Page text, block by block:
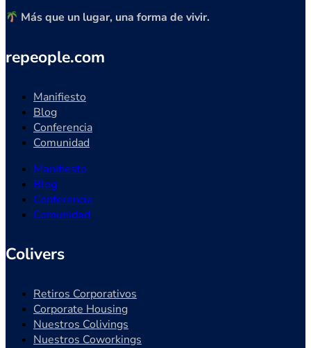
Más que un lugar, una forma de vivir.
repeople.com
Manifiesto
Blog
Conferencia
Comunidad
Manifiesto
Blog
Conferencia
Comunidad
Colivers
Retiros Corporativos
Corporate Housing
Nuestros Colivings
Nuestros Coworkings